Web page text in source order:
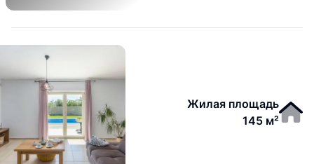
Жилая площадь
145 м²